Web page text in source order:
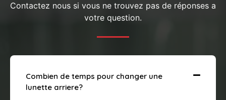
Contactez nous si vous ne trouvez pas de réponses a
votre question.
Combien de temps pour changer une
lunette arriere?